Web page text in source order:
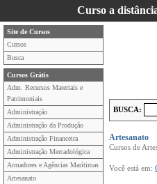
Curso a
Site de Cursos
Cursos
Busca
Cursos Grátis
Adm. Recursos Materiais e
Patrimoniais
Administração
Administração da Produção
Administração Financeira
Administração Mercadológica
Armadores e Agências Marítimas
Artesanato
BUSCA:
Artesanato
Cursos de
Você está em: